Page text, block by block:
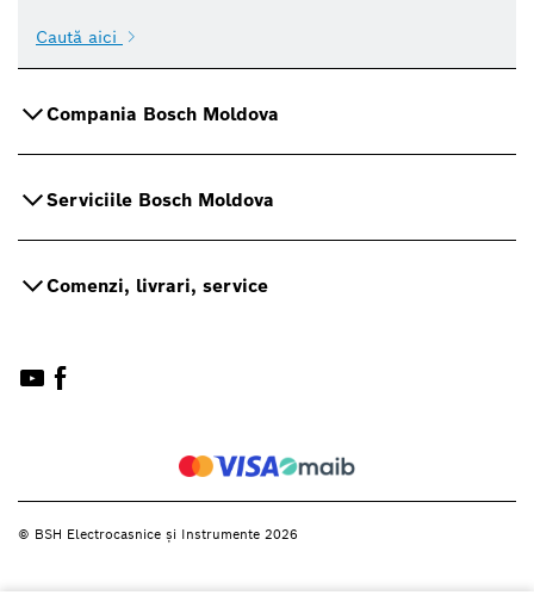
Caută aici
Compania Bosch Moldova
Serviciile Bosch Moldova
Comenzi, livrari, service
© BSH Electrocasnice și Instrumente 2026